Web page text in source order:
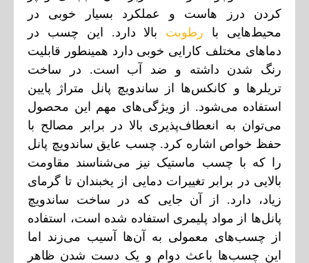
کردن درز هاست و عملکرد بسیار خوبی در
محیط‌هایی با رطوبت بالا دارد. این چسب در
دما‌های مختلف کارایی خوبی دارد همینطور قابلیت
رنگ شدن داشته و ضد آب است. در ساخت
تریلر‌ها و کانکس‌ها از ساندویچ پانل متراژ پایین
استفاده می‌شود. از ویژگی‌های مهم این محصول
می‌توان به انعطاف‌پذیری بالا در برابر مصالح با
حفظ خواص اشاره کرد. چسب عایق ساندویچ پانل
را که با چسب ماستیک نیز می‌شناسند مقاومت
بالایی در برابر تغییرات دمایی از یخبندان تا گرمای
زیاد، دارد. از آن جایی که در ساخت ساندویچ
پانل‌ها از مواد پلیمری استفاده شده است، استفاده
از چسب‌های معمولی به آن‌ها آسیب می‌زند اما
این چسب‌ها باعث دوام و یک دست شدن ظاهر